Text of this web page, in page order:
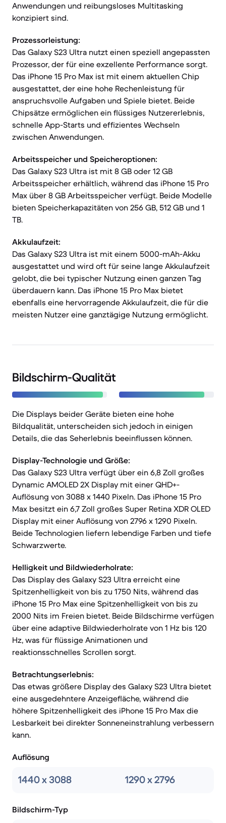
Anwendungen und reibungsloses Multitasking
konzipiert sind.
Prozessorleistung:
Das Galaxy S23 Ultra nutzt einen speziell angepassten
Prozessor, der für eine exzellente Performance sorgt.
Das iPhone 15 Pro Max ist mit einem aktuellen Chip
ausgestattet, der eine hohe Rechenleistung für
anspruchsvolle Aufgaben und Spiele bietet. Beide
Chipsätze ermöglichen ein flüssiges Nutzererlebnis,
schnelle App-Starts und effizientes Wechseln
zwischen Anwendungen.
Arbeitsspeicher und Speicheroptionen:
Das Galaxy S23 Ultra ist mit 8 GB oder 12 GB
Arbeitsspeicher erhältlich, während das iPhone 15 Pro
Max über 8 GB Arbeitsspeicher verfügt. Beide Modelle
bieten Speicherkapazitäten von 256 GB, 512 GB und 1
TB.
Akkulaufzeit:
Das Galaxy S23 Ultra ist mit einem 5000-mAh-Akku
ausgestattet und wird oft für seine lange Akkulaufzeit
gelobt, die bei typischer Nutzung einen ganzen Tag
überdauern kann. Das iPhone 15 Pro Max bietet
ebenfalls eine hervorragende Akkulaufzeit, die für die
meisten Nutzer eine ganztägige Nutzung ermöglicht.
Bildschirm-Qualität
Die Displays beider Geräte bieten eine hohe
Bildqualität, unterscheiden sich jedoch in einigen
Details, die das Seherlebnis beeinflussen können.
Display-Technologie und Größe:
Das Galaxy S23 Ultra verfügt über ein 6,8 Zoll großes
Dynamic AMOLED 2X Display mit einer QHD+-
Auflösung von 3088 x 1440 Pixeln. Das iPhone 15 Pro
Max besitzt ein 6,7 Zoll großes Super Retina XDR OLED
Display mit einer Auflösung von 2796 x 1290 Pixeln.
Beide Technologien liefern lebendige Farben und tiefe
Schwarzwerte.
Helligkeit und Bildwiederholrate:
Das Display des Galaxy S23 Ultra erreicht eine
Spitzenhelligkeit von bis zu 1750 Nits, während das
iPhone 15 Pro Max eine Spitzenhelligkeit von bis zu
2000 Nits im Freien bietet. Beide Bildschirme verfügen
über eine adaptive Bildwiederholrate von 1 Hz bis 120
Hz, was für flüssige Animationen und
reaktionsschnelles Scrollen sorgt.
Betrachtungserlebnis:
Das etwas größere Display des Galaxy S23 Ultra bietet
eine ausgedehntere Anzeigefläche, während die
höhere Spitzenhelligkeit des iPhone 15 Pro Max die
Lesbarkeit bei direkter Sonneneinstrahlung verbessern
kann.
Auflösung
1440 x 3088 1290 x 2796
Bildschirm-Typ